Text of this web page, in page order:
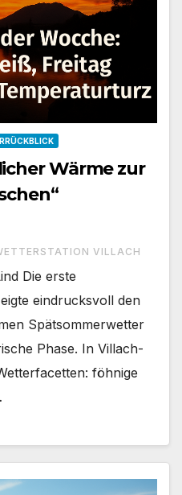
Wärme zur
VILLACH
Die erste
eindrucksvoll den
Spätsommerwetter
Phase. In Villach-
föhnige